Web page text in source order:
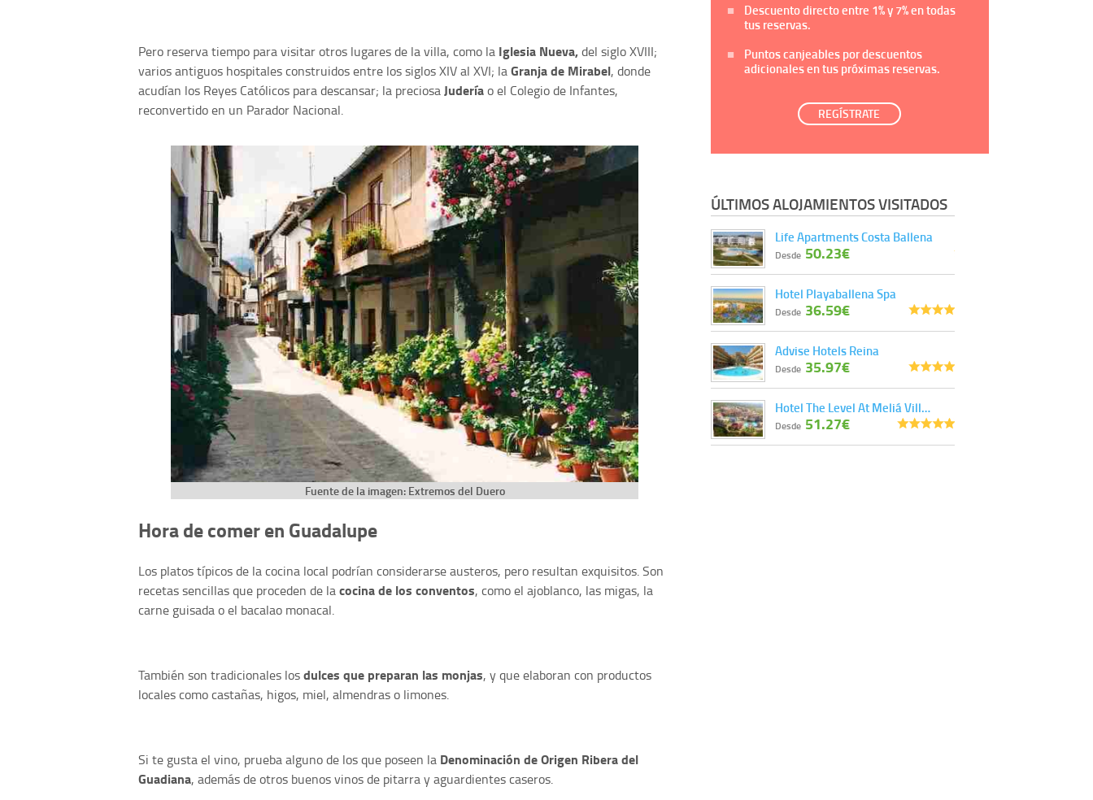
Pero reserva tiempo para visitar otros lugares de la villa, como la Iglesia Nueva,del siglo XVIII;
varios antiguos hospitales construidos entre los siglos XIV al XVI; laGranja de Mirabel, donde
acudían los Reyes Católicos para descansar; la preciosaJuderíao el Colegio de Infantes,
reconvertido en un Parador Nacional.
Fuente de la imagen: Extremos del Duero
Hora de comer en Guadalupe
Los platos típicos de la cocina local podrían considerarse austeros, pero resultan exquisitos. Son
recetas sencillas que proceden de lacocina de los conventos, como el ajoblanco, las migas, la
carne guisada o el bacalao monacal.
También son tradicionales losdulces que preparan las monjas, y que elaboran con productos
locales como castañas, higos, miel, almendras o limones.
Si te gusta el vino, prueba alguno de los que poseen la Denominación de Origen Ribera del
Guadiana, además de otros buenos vinos de pitarra y aguardientes caseros.
Descuento directo entre 1%y7%en todas
tus reservas.
Puntos canjeables por descuentos
adicionales en tus próximas reservas.
REGÍSTRATE
ÚLTIMOS ALOJAMIENTOS VISITADOS
Life Apartments Costa Ballena
Desde 50.23€
Hotel Playaballena Spa
Desde 36.59€
Advise Hotels Reina
Desde 35.97€
Hotel The Level At Meliá Vill…
Desde 51.27€